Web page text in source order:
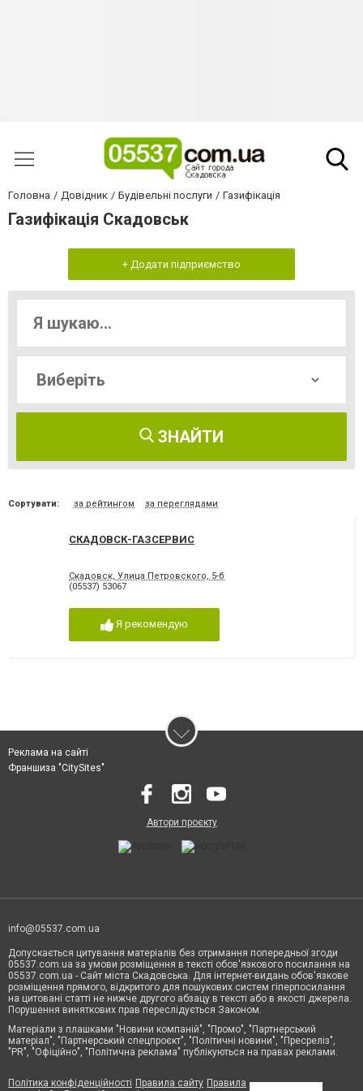
Головна Довідник Будівельні послуги Газифікація
Газифікація Скадовськ
+ Додати підприємство
ЗНАЙТИ
Сортувати: за рейтингом за переглядами
СКАДОВСК-ГАЗСЕРВИС
Скадовск, Улица Петровского, 5-б
(05537) 53067
Я рекомендую
Реклама на сайті
Франшиза "CitySites"
Автори проєкту
info@05537.com.ua
Допускається цитування матеріалів без отримання попередньої згоди
05537.com.ua за умови розміщення в тексті обов'язкового посилання на
05537.com.ua - Сайт міста Скадовська. Для інтернет-видань обов'язкове
розміщення прямого, відкритого для пошукових систем гіперпосилання
на цитовані статті не нижче другого абзацу в тексті або в якості джерела.
Порушення виняткових прав переслідується Законом.
Матеріали з плашками "Новини компаній", "Промо", "Партнерський
матеріал", "Партнерський спецпроєкт", "Політичні новини", "Пресреліз",
"PR", "Офіційно", "Політична реклама" публікуються на правах реклами.
Політика конфіденційності Правила сайту Правила